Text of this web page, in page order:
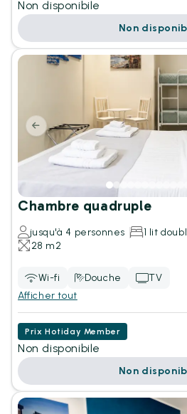
Non disponibile
Non
Chambre quadruple
jusqu'à 4 personnes
1 lit
28 m2
Wi-fi Douche
TV
Afficher tout
Prix Hotiday Member
Non disponibile
Non